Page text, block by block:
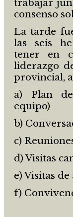
trabajar
consenso
La tarde
las seis
tener en
liderazgo
provincial,
a) Plan
equipo)
b)
c)
d) Visitas
e) Visitas
f)